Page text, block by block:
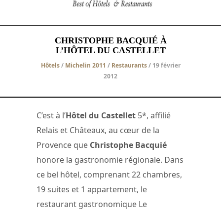
CHRISTOPHE BACQUIÉ À
L’HÔTEL DU CASTELLET
Hôtels/ Michelin 2011 / Restaurants/ 19 février
2012
C’est à l’Hôtel du Castellet 5*, affilié
Relais et Châteaux, au cœur de la
Provence que Christophe Bacquié
honore la gastronomie régionale. Dans
ce bel hôtel, comprenant 22 chambres,
19 suites et 1 appartement, le
restaurant gastronomique Le